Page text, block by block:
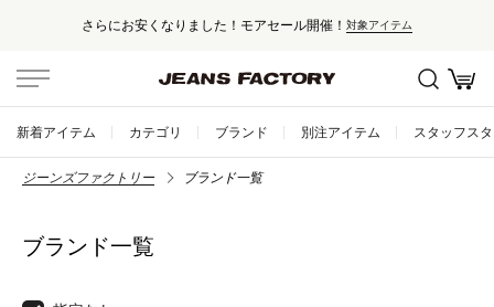
さらにお安くなりました！モアセール開催！ 対象アイテム
新着アイテム カテゴリ ブランド 別注アイテム スタッフス
ジーンズファクトリー ブランド一覧
ブランド一覧